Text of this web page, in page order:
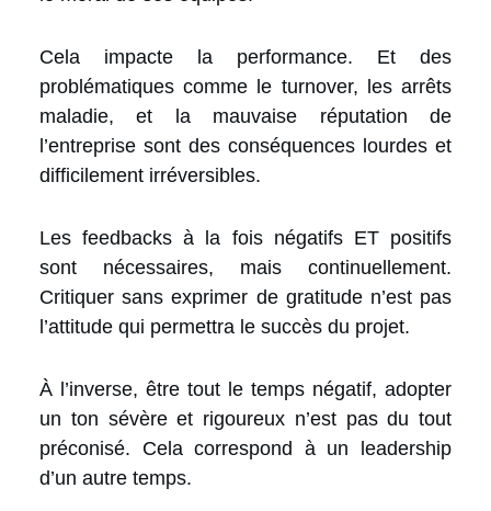
Cela impacte la performance. Et des
problématiques comme le turnover, les arrêts
maladie, et la mauvaise réputation de
l’entreprise sont des conséquences lourdes et
difficilement irréversibles.
Les feedbacks à la fois négatifs ET positifs
sont nécessaires, mais continuellement.
Critiquer sans exprimer de gratitude n’est pas
l’attitude qui permettra le succès du projet.
À l’inverse, être tout le temps négatif, adopter
un ton sévère et rigoureux n’est pas du tout
préconisé. Cela correspond à un leadership
d’un autre temps.